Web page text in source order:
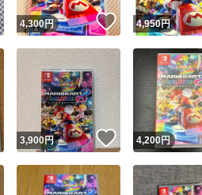
Yahoo!フリマが
安心取引出品者
安心取引出
取引実績
取引実績◯+
商品画像
コピーは
いいね！
4,300円 いいね！
4,950円
いいね！
3,900円 いいね！
4,200円